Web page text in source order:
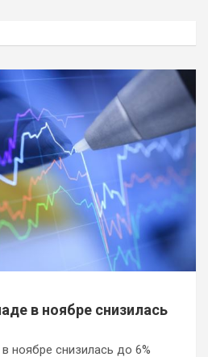
в ноябре снизилась
ноябре снизилась до 6%